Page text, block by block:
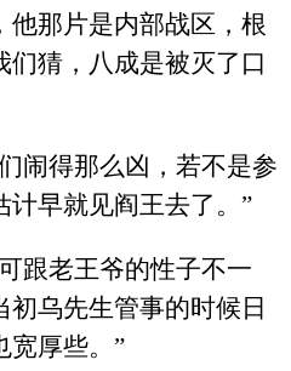
他那片是内部战区，根
猜，八成是被灭了口
闹得那么凶，若不是参
早就见阎王去了。”
跟老王爷的性子不一
乌先生管事的时候日
宽厚些。”